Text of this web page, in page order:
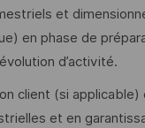
et
en phase de
d’activité.
client (si applicable)
et en